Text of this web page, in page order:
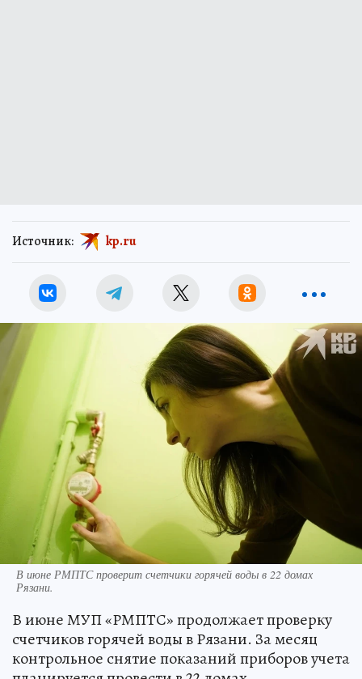
Источник: kp.ru
В июне РМПТС проверит счетчики горячей воды в 22 домах
Рязани.
В июне МУП «РМПТС» продолжает проверку
счетчиков горячей воды в Рязани. За месяц
контрольное снятие показаний приборов учета